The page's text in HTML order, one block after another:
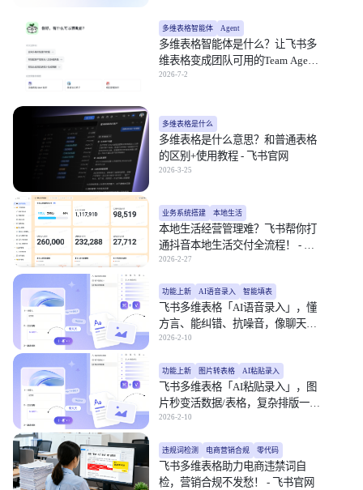
多维表格智能体 Agent
多维表格智能体是什么？让飞书多
维表格变成团队可用的Team Agent
- 飞书官网
2026-7-2
多维表格是什么
多维表格是什么意思？和普通表格
的区别+使用教程 - 飞书官网
2026-3-25
业务系统搭建 本地生活
本地生活经营管理难？飞书帮你打
通抖音本地生活交付全流程！ - 飞
书官网
2026-2-27
功能上新 AI语音录入 智能填表
飞书多维表格「AI语音录入」，懂
方言、能纠错、抗噪音，像聊天一
样填表！ - 飞书官网
2026-2-10
功能上新 图片转表格 AI粘贴录入
飞书多维表格「AI粘贴录入」，图
片秒变活数据/表格，复杂排版一键
还原！ - 飞书官网
2026-2-10
违规词检测 电商营销合规 零代码
飞书多维表格助力电商违禁词自
检，营销合规不发愁！ - 飞书官网